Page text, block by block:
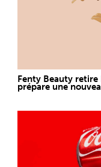
Fenty Beauty retire
prépare une